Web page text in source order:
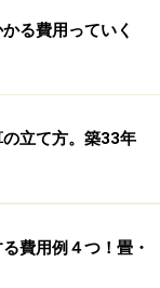
連の法令によっ
敷地や、愛着の
われるような建
ることが多いよ
こと５つ！
る費用っていく
立て方。築33年
費用例４つ！畳・